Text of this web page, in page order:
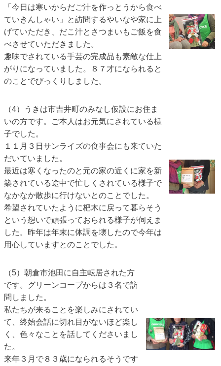
「今日は寒いからだご汁を作っとうから食べ
ていきんしゃい」と訪問するやいなや家に上
げていただき、だこ汁とさつまいもご飯を食
べさせていただきました。
趣味でされている手芸の完成品も素敵な仕上
がりになっていました。８７才になられると
のことでびっくりしました。
（4）うきは市吉井町のみなし仮設にお住ま
いの方です。ご本人はお元気にされている様
子でした。
１１月３日サンライズの食事会にも来ていた
だいていました。
最近は寒くなったのと元の家の近くに家を新
築されている途中で忙しくされている様子で
なかなか散歩に行けないとのことでした。
希望されていたように杷木に戻って暮らそう
という想いで頑張っておられる様子が伺えま
した。昨年は年末に体調を壊したので今年は
用心していますとのことでした。
（5）朝倉市池田に自主転居された方
です。グリーンコープからは３名で訪
問しました。
私たちが来ることを楽しみにされてい
て、終始会話に切れ目がないほど楽し
く、色々なことを話してくださいまし
た。
来年３月で８３歳になられるそうです